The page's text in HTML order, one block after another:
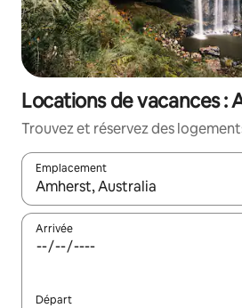
Locations de vacances :
Trouvez et réservez des
Emplacement
Quand les résultats sont affichés,
Arrivée
Départ